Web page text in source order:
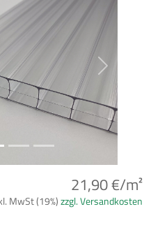
Next
21,90 €/m²
MwSt (19%)zzgl. Versandkosten